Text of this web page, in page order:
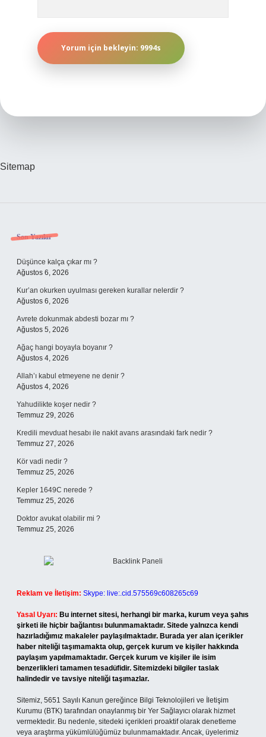
Sitemap
Sidebar
Son Yazılar
Düşünce kalça çıkar mı ?
Ağustos 6, 2026
Kur’an okurken uyulması gereken kurallar nelerdir ?
Ağustos 6, 2026
Avrete dokunmak abdesti bozar mı ?
Ağustos 5, 2026
Ağaç hangi boyayla boyanır ?
Ağustos 4, 2026
Allah’ı kabul etmeyene ne denir ?
Ağustos 4, 2026
Yahudilikte koşer nedir ?
Temmuz 29, 2026
Kredili mevduat hesabı ile nakit avans arasındaki fark nedir ?
Temmuz 27, 2026
Kör vadi nedir ?
Temmuz 25, 2026
Kepler 1649C nerede ?
Temmuz 25, 2026
Doktor avukat olabilir mi ?
Temmuz 25, 2026
Reklam ve İletişim: Skype: live:.cid.575569c608265c69
Yasal Uyarı: Bu internet sitesi, herhangi bir marka, kurum veya şahıs
şirketi ile hiçbir bağlantısı bulunmamaktadır. Sitede yalnızca kendi
hazırladığımız makaleler paylaşılmaktadır. Burada yer alan içerikler
haber niteliği taşımamakta olup, gerçek kurum ve kişiler hakkında
paylaşım yapılmamaktadır. Gerçek kurum ve kişiler ile isim
benzerlikleri tamamen tesadüfidir. Sitemizdeki bilgiler taslak
halindedir ve tavsiye niteliği taşımazlar.
Sitemiz, 5651 Sayılı Kanun gereğince Bilgi Teknolojileri ve İletişim
Kurumu (BTK) tarafından onaylanmış bir Yer Sağlayıcı olarak hizmet
vermektedir. Bu nedenle, sitedeki içerikleri proaktif olarak denetleme
veya araştırma yükümlülüğümüz bulunmamaktadır. Ancak, üyelerimiz